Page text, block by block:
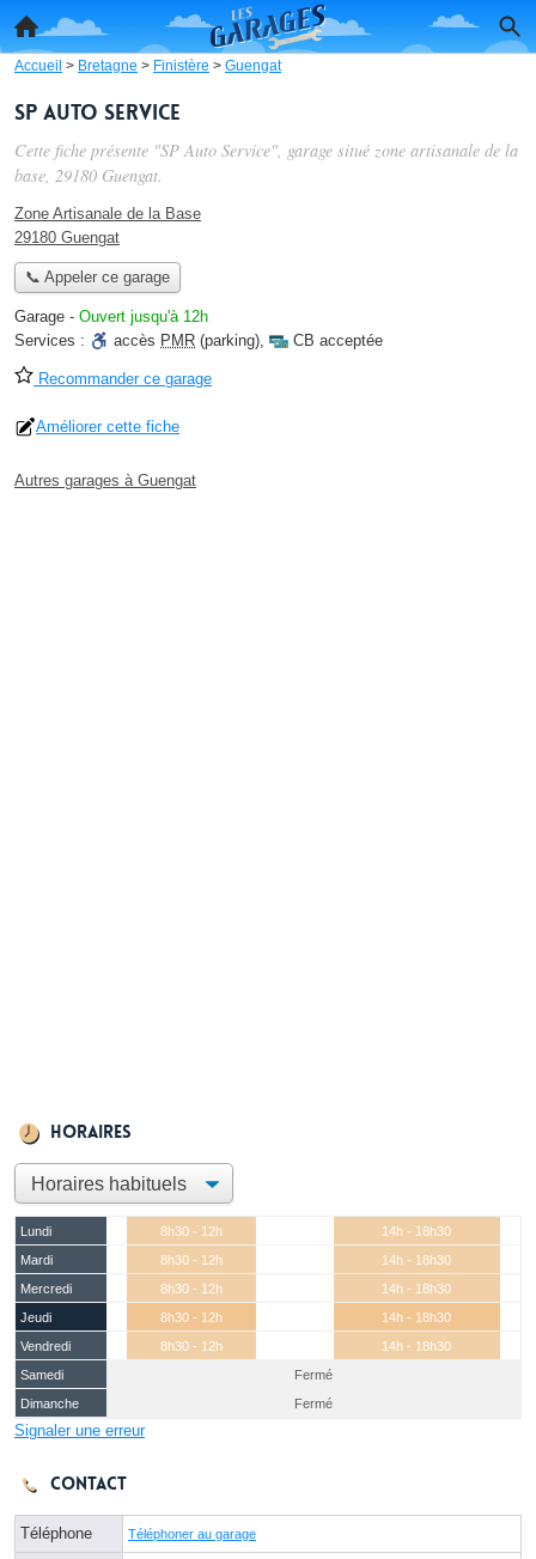
Accueil > Bretagne > Finistère > Guengat
SP Auto Service
Cette fiche présente "SP Auto Service", garage situé zone artisanale de la
base, 29180 Guengat.
Zone Artisanale de la Base
29180 Guengat
📞 Appeler ce garage
Garage - Ouvert jusqu'à 12h
Services :
accès PMR (parking), CB acceptée
Recommander ce garage
Améliorer cette fiche
Autres garages à Guengat
Horaires
Lundi 8h30 - 12h
14h - 18h30
Mardi
8h30 - 12h
14h - 18h30
Mercredi
8h30 - 12h
14h - 18h30
Jeudi
8h30 - 12h
14h - 18h30
Vendredi
8h30 - 12h
14h - 18h30
Samedi
Fermé
Dimanche
Fermé
Signaler une erreur
Contact
Téléphone Téléphoner au garage